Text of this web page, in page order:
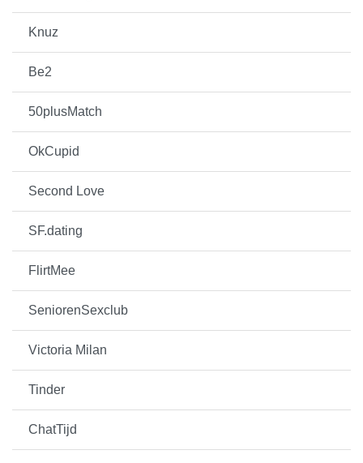
Knuz
Be2
50plusMatch
OkCupid
Second Love
SF.dating
FlirtMee
SeniorenSexclub
Victoria Milan
Tinder
ChatTijd